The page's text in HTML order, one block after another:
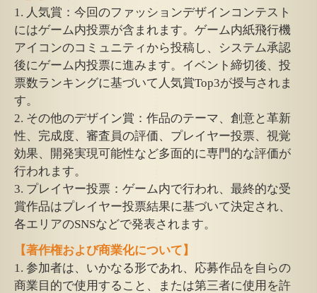
1. 人気賞：今回のファッションデザインコンテスト
にはゲーム内投票が含まれます。ゲーム内紙飛行機
アイコンのコミュニティから投稿し、システム承認
後にゲーム内投票に進みます。イベント締切後、投
票数ランキングに基づいて人気賞Top3が授与されま
す。
2. その他のデザイン賞：作品のテーマ、創意と革新
性、完成度、審査員の評価、プレイヤー投票、視覚
効果、開発実現可能性など多面的に専門的な評価が
行われます。
3. プレイヤー投票：ゲーム内で行われ、最終的な受
賞作品はプレイヤー投票結果に基づいて決定され、
各エリアのSNSなどで発表されます。
【著作権および商業化について】
1. 参加者は、いかなる形であれ、応募作品を自らの
商業目的で使用すること、または第三者に使用を許